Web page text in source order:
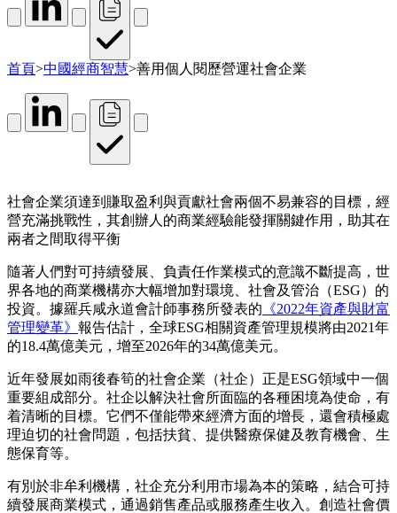
首頁>中國經商智慧>善用個人閱歷營運社會企業
社會企業須達到賺取盈利與貢獻社會兩個不易兼容的目標，經
營充滿挑戰性，其創辦人的商業經驗能發揮關鍵作用，助其在
兩者之間取得平衡
隨著人們對可持續發展、負責任作業模式的意識不斷提高，世
界各地的商業機構亦大幅增加對環境、社會及管治（ESG）的
投資。據羅兵咸永道會計師事務所發表的 《2022年資產與財富
管理變革》 報告估計，全球ESG相關資產管理規模將由2021年
的18.4萬億美元，增至2026年的34萬億美元。
近年發展如雨後春筍的社會企業（社企）正是ESG領域中一個
重要組成部分。社企以解決社會所面臨的各種困境為使命，有
着清晰的目標。它們不僅能帶來經濟方面的增長，還會積極處
理迫切的社會問題，包括扶貧、提供醫療保健及教育機會、生
態保育等。
有別於非牟利機構，社企充分利用市場為本的策略，結合可持
續發展商業模式，通過銷售產品或服務產生收入。創造社會價